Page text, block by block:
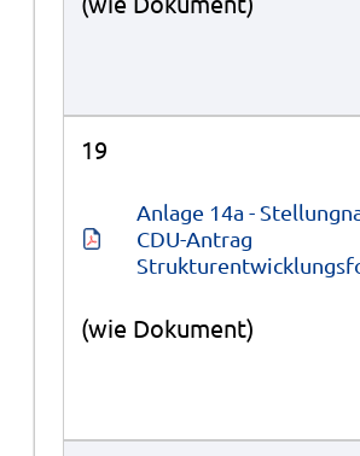
19
Anlage 14a -
CDU-Antrag
(wie Dokument)